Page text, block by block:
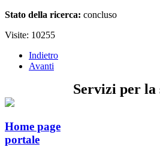
Stato della ricerca: concluso
Visite: 10255
Indietro
Avanti
Servizi per la
Home page
portale